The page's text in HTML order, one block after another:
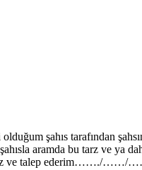
şahıs tarafından
aramda bu tarz ve ya
arz ve talep ederim……./……/